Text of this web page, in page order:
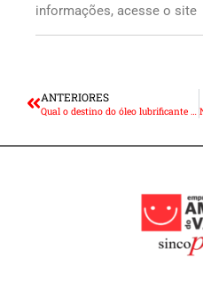
informações, acesse o site
ANTERIORES
Qual o destino do óleo lubrificante usado nos caminhões e ônibus?